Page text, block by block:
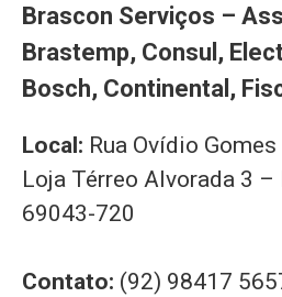
Brascon Serviços –
Brastemp, Consul,
Bosch, Continental,
Local: Rua Ovídio
Loja Térreo Alvorada 3
69043-720
Contato: (92) 98417